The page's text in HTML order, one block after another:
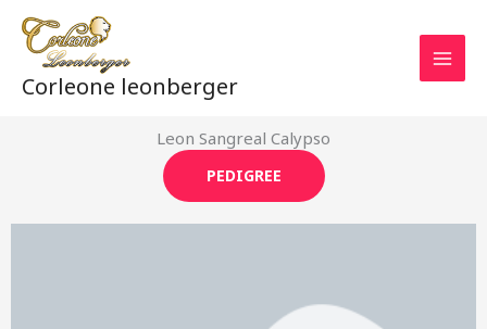
Aller
contenu
Corleone leonberger
Leon Sangreal Calypso
PEDIGREE